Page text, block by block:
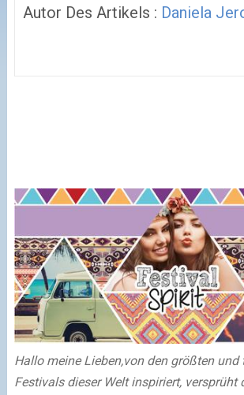
Autor Des Artikels : Daniela
Hallo meine Lieben,von den größten und
Festivals dieser Welt inspiriert, versprüht